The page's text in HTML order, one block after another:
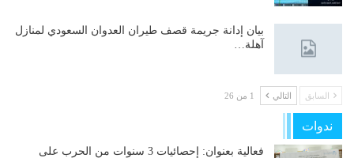
بيان إدانة جريمة قصف طيران العدوان السعودي لمنازل
آهلة…
السابق التالي 1 من 26
ندوات
فعالية بعنوان: إحصائيات 3 سنوات من الحرب على